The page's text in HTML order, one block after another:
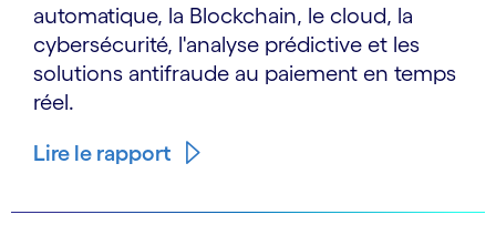
automatique, la Blockchain, le cloud, la
cybersécurité, l'analyse prédictive et les
solutions antifraude au paiement en temps
réel.
Lire le rapport